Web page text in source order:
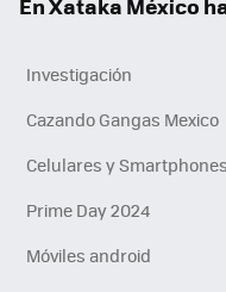
Investigación
Cazando Gangas Mexico
Celulares y Smartphones
Prime Day 2024
Móviles android